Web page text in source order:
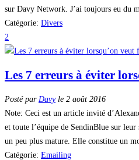
sur Davy Network. J’ai toujours eu du
Catégorie: Divers
2
Les 7 erreurs à éviter
Posté par Davyle 2 août 2016
Note: Ceci est un article invité
et toute l’équipe de SendinBlue sur
un peu plus mature. Elle constitue un
Catégorie: Emailing